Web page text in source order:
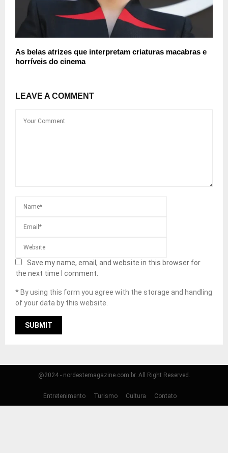
As belas atrizes que interpretam criaturas macabras e
horríveis do cinema
LEAVE A COMMENT
Save my name, email, and website in this browser for
the next time I comment.
* By using this form you agree with the storage and handling
of your data by this website.
@2024 - nordestemagazine.com.br. All Right Reserved.
Entretenimento Turismo Cultura Contato